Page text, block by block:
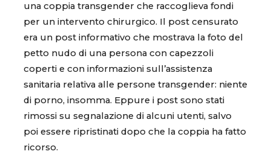
una coppia transgender che raccoglieva fondi
per un intervento chirurgico. Il post censurato
era un post informativo che mostrava la foto del
petto nudo di una persona con capezzoli
coperti e con informazioni sull’assistenza
sanitaria relativa alle persone transgender: niente
di porno, insomma. Eppure i post sono stati
rimossi su segnalazione di alcuni utenti, salvo
poi essere ripristinati dopo che la coppia ha fatto
ricorso.